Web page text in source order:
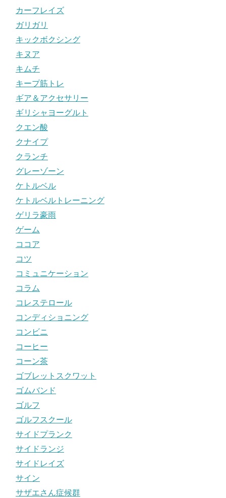
カーフレイズ
ガリガリ
キックボクシング
キヌア
キムチ
キープ筋トレ
ギア＆アクセサリー
ギリシャヨーグルト
クエン酸
クナイプ
クランチ
グレーゾーン
ケトルベル
ケトルベルトレーニング
ゲリラ豪雨
ゲーム
ココア
コツ
コミュニケーション
コラム
コレステロール
コンディショニング
コンビニ
コーヒー
コーン茶
ゴブレットスクワット
ゴムバンド
ゴルフ
ゴルフスクール
サイドプランク
サイドランジ
サイドレイズ
サイン
サザエさん症候群